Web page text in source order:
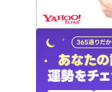
占いの流れ
おすすめの占い師
よくある質問